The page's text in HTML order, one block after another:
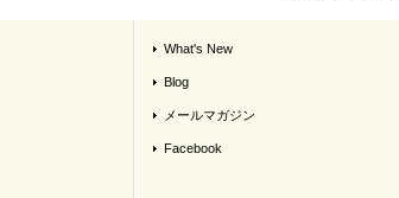
What's New
Blog
メールマガジン
Facebook